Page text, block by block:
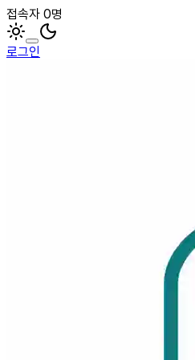
접속자 0명
로그인